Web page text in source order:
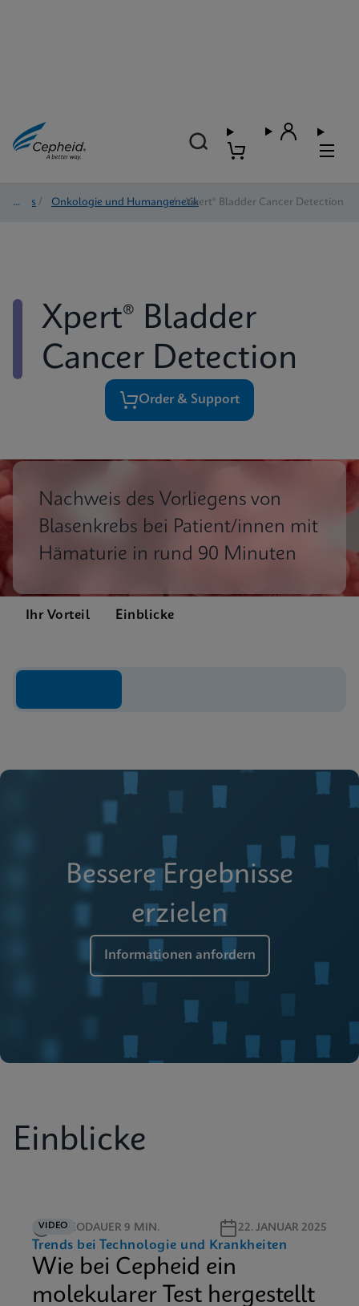
Tests / Onkologie und Humangenetik
/ Xpert® Bladder Cancer Detection
Xpert® Bladder
Cancer Detection
Order & Support
Nachweis des Vorliegens von
Blasenkrebs bei Patient/innen mit
Hämaturie in rund 90 Minuten
Ihr Vorteil Einblicke
Bessere Ergebnisse
erzielen
Informationen anfordern
Einblicke
VIDEOVIDEODAUER 9 MIN. 22. JANUAR 2025
Trends bei Technologie und Krankheiten
Wie bei Cepheid ein
molekularer Test hergestellt